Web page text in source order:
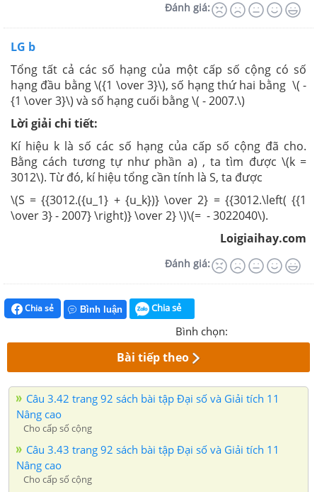
Đánh giá:
LG b
Tổng tất cả các số hạng của một cấp số cộng có số
hạng đầu bằng \({1 \over 3}\), số hạng thứ hai bằng \( -
{1 \over 3}\) và số hạng cuối bằng \( - 2007.\)
Lời giải chi tiết:
Kí hiệu k là số các số hạng của cấp số cộng đã cho.
Bằng cách tương tự như phần a) , ta tìm được \(k =
3012\). Từ đó, kí hiệu tổng cần tính là S, ta được
\(S = {{3012.({u_1} + {u_k})} \over 2} = {{3012.\left( {{1
\over 3} - 2007} \right)} \over 2} \)\(= - 3022040\).
Loigiaihay.com
Đánh giá:
Chia sẻ Bình luận Chia sẻ
Bình chọn:
Bài tiếp theo
Câu 3.42 trang 92 sách bài tập Đại số và Giải tích 11
Nâng cao
Cho cấp số cộng
Câu 3.43 trang 92 sách bài tập Đại số và Giải tích 11
Nâng cao
Cho cấp số cộng